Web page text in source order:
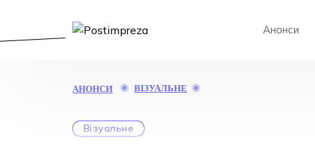
Анонси
АНОНСИ ВІЗУАЛЬНЕ
Візуальне